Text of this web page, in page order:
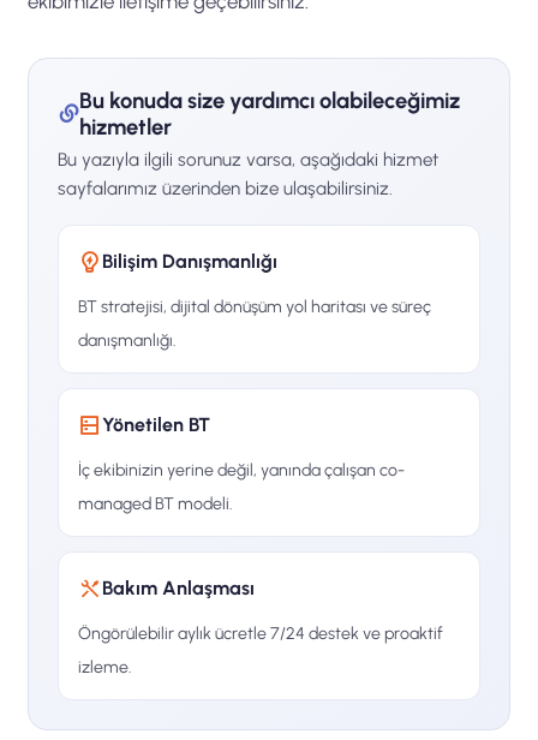
Bu konuda size yardımcı olabileceğimiz
hizmetler
Bu yazıyla ilgili sorunuz varsa, aşağıdaki hizmet
sayfalarımız üzerinden bize ulaşabilirsiniz.
Bilişim Danışmanlığı
BT stratejisi, dijital dönüşüm yol haritası ve süreç
danışmanlığı.
Yönetilen BT
İç ekibinizin yerine değil, yanında çalışan co-
managed BT modeli.
Bakım Anlaşması
Öngörülebilir aylık ücretle 7/24 destek ve proaktif
izleme.